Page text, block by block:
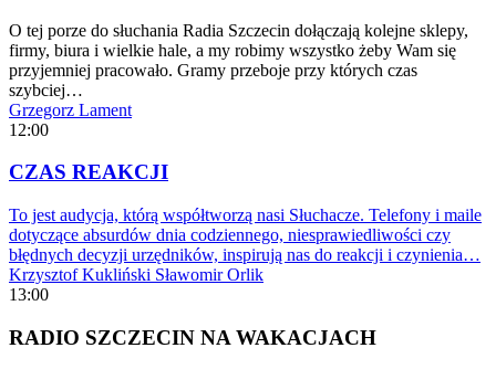
O tej porze do słuchania Radia Szczecin dołączają kolejne sklepy,
firmy, biura i wielkie hale, a my robimy wszystko żeby Wam się
przyjemniej pracowało. Gramy przeboje przy których czas
szybciej…
Grzegorz Lament
12:00
CZAS REAKCJI
To jest audycja, którą współtworzą nasi Słuchacze. Telefony i maile
dotyczące absurdów dnia codziennego, niesprawiedliwości czy
błędnych decyzji urzędników, inspirują nas do reakcji i czynienia…
Krzysztof Kukliński Sławomir Orlik
13:00
RADIO SZCZECIN NA WAKACJACH